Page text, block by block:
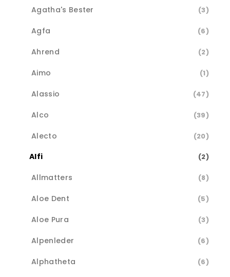
Agatha's Bester (3)
Agfa (6)
Ahrend (2)
Aimo (1)
Alassio (47)
Alco (39)
Alecto (20)
Alfi (2)
Allmatters (8)
Aloe Dent (5)
Aloe Pura (3)
Alpenleder (6)
Alphatheta (6)